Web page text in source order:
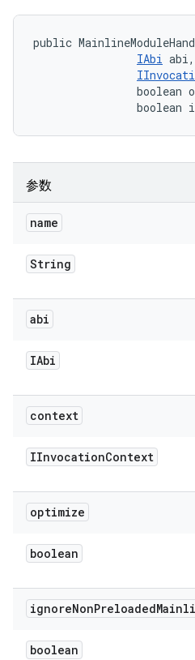
public
IAbi abi,
boolean
boolean
参数
name
String
abi
IAbi
context
IInvocationContext
optimize
boolean
ignoreNonPreloaded
boolean